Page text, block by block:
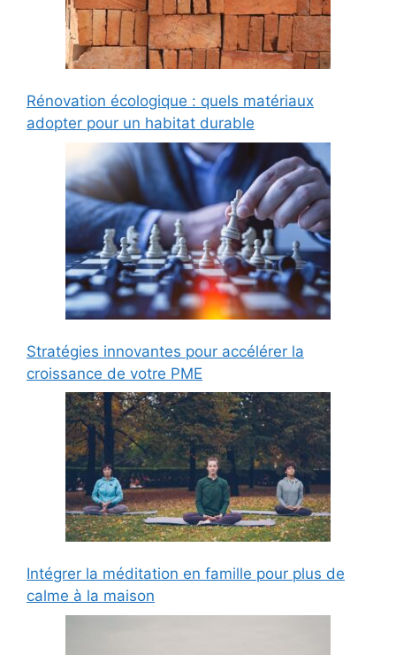
Rénovation écologique : quels matériaux
adopter pour un habitat durable
Stratégies innovantes pour accélérer la
croissance de votre PME
Intégrer la méditation en famille pour plus de
calme à la maison